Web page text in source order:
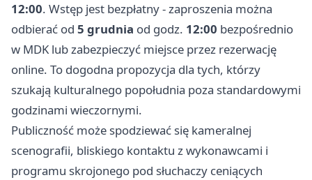
12:00. Wstęp jest bezpłatny - zaproszenia można
odbierać od 5 grudnia od godz. 12:00 bezpośrednio
w MDK lub zabezpieczyć miejsce przez rezerwację
online. To dogodna propozycja dla tych, którzy
szukają kulturalnego popołudnia poza standardowymi
godzinami wieczornymi.
Publiczność może spodziewać się kameralnej
scenografii, bliskiego kontaktu z wykonawcami i
programu skrojonego pod słuchaczy ceniących